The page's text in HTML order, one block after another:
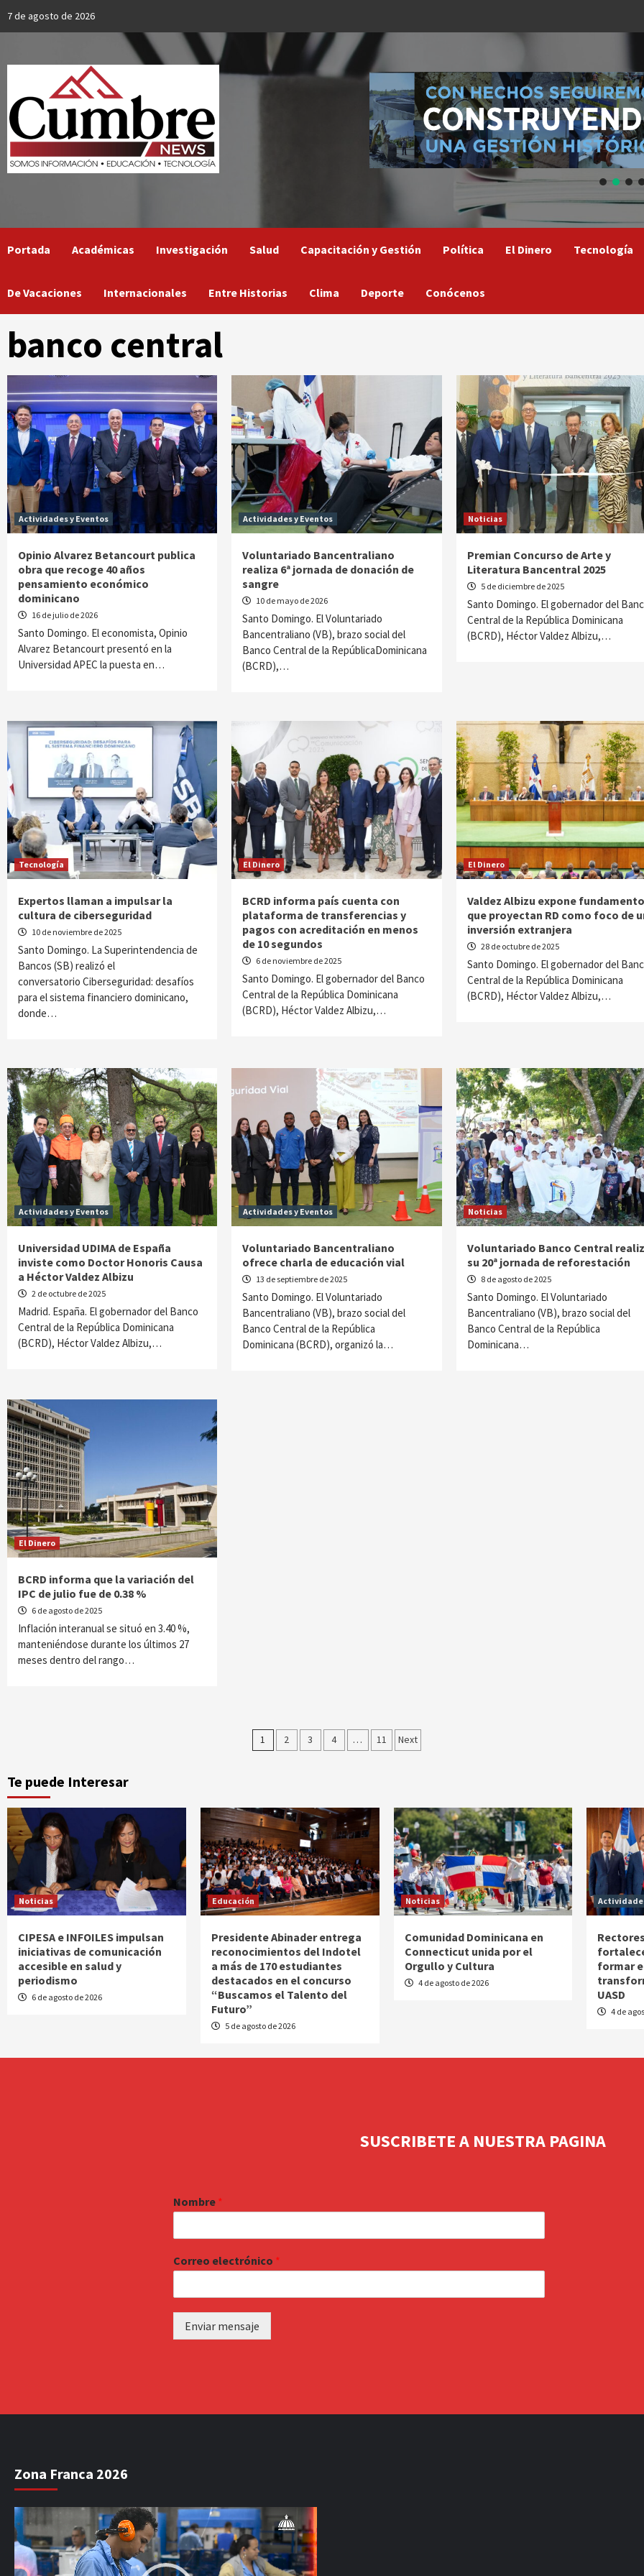
7 de agosto de 2026
Portada Académicas Investigación Salud Capacitación y Gestión Política El Dinero Tecnología
De Vacaciones Internacionales Entre Historias Clima Deporte Conócenos
banco central
Actividades y Eventos
Opinio Alvarez Betancourt publica
obra que recoge 40 años
pensamiento económico
dominicano
16 de julio de 2026
Santo Domingo. El economista, Opinio
Alvarez Betancourt presentó en la
Universidad APEC la puesta en…
Actividades y Eventos
Voluntariado Bancentraliano
realiza 6ª jornada de donación de
sangre
10 de mayo de 2026
Santo Domingo. El Voluntariado
Bancentraliano (VB), brazo social del
Banco Central de la RepúblicaDominicana
(BCRD),…
Noticias
Premian Concurso de Arte y
Literatura Bancentral 2025
5 de diciembre de 2025
Santo Domingo. El gobernador del
Central de la República Dominicana
(BCRD), Héctor Valdez Albizu,…
Tecnología
Expertos llaman a impulsar la
cultura de ciberseguridad
10 de noviembre de 2025
Santo Domingo. La Superintendencia de
Bancos (SB) realizó el
conversatorio Ciberseguridad: desafíos
para el sistema financiero dominicano,
donde…
El Dinero
BCRD informa país cuenta con
plataforma de transferencias y
pagos con acreditación en menos
de 10 segundos
6 de noviembre de 2025
Santo Domingo. El gobernador del Banco
Central de la República Dominicana
(BCRD), Héctor Valdez Albizu,…
El Dinero
Valdez Albizu expone
que proyectan RD como foco de
inversión extranjera
28 de octubre de 2025
Santo Domingo. El gobernador del
Central de la República Dominicana
(BCRD), Héctor Valdez Albizu,…
Actividades y Eventos
Universidad UDIMA de España
inviste como Doctor Honoris Causa
a Héctor Valdez Albizu
2 de octubre de 2025
Madrid. España. El gobernador del Banco
Central de la República Dominicana
(BCRD), Héctor Valdez Albizu,…
Actividades y Eventos
Voluntariado Bancentraliano
ofrece charla de educación vial
13 de septiembre de 2025
Santo Domingo. El Voluntariado
Bancentraliano (VB), brazo social del
Banco Central de la República
Dominicana (BCRD), organizó la…
Noticias
Voluntariado Banco Central
su 20ª jornada de reforestación
8 de agosto de 2025
Santo Domingo. El Voluntariado
Bancentraliano (VB), brazo social del
Banco Central de la República
Dominicana…
El Dinero
BCRD informa que la variación del
IPC de julio fue de 0.38 %
6 de agosto de 2025
Inflación interanual se situó en 3.40 %,
manteniéndose durante los últimos 27
meses dentro del rango…
Paginación
1 2 3 4 … 11 Next
Te puede Interesar
Noticias
CIPESA e INFOILES impulsan
iniciativas de comunicación
accesible en salud y
periodismo
6 de agosto de 2026
Educación
Presidente Abinader entrega
reconocimientos del Indotel
a más de 170 estudiantes
destacados en el concurso
“Buscamos el Talento del
Futuro”
5 de agosto de 2026
Noticias
Comunidad Dominicana en
Connecticut unida por el
Orgullo y Cultura
4 de agosto de 2026
formar
UASD
4 de
SUSCRIBETE A NUESTRA PAGINA
Nombre *
Correo electrónico *
Enviar mensaje
Zona Franca 2026
Reproductor
de
vídeo